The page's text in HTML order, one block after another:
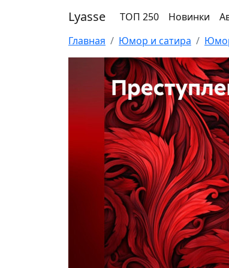
Lyasse ТОП 250 Новинки
Главная
Юмор и сатира